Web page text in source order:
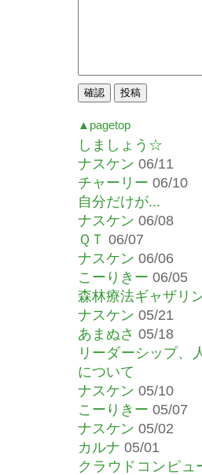
▲pagetop
しましょう☆
ナスケン 06/11
チャーリー 06/10
自分だけが...
ナスケン 06/08
ＱＴ 06/07
ナスケン 06/06
こーりきー 06/05
森林療法ギャザリ
ナスケン 05/21
あまぬさ 05/18
リーダーシップ、
について
ナスケン 05/10
こーりきー 05/07
ナスケン 05/02
カルナ 05/01
クラウドコンピュ